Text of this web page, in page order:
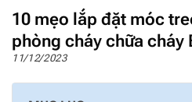
10 mẹo lắp đặt móc
phòng cháy chữa cháy
11/12/2023